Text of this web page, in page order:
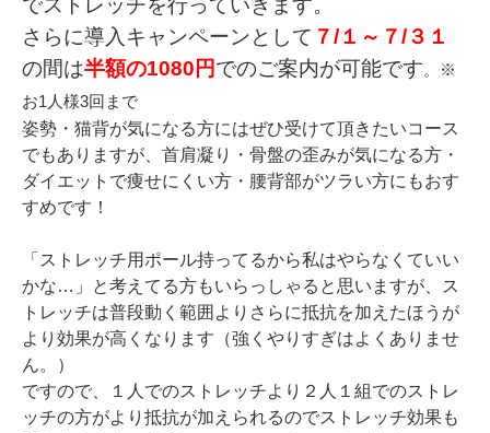
でストレッチを行っていきます。
さらに導入キャンペーンとして ７/１～７/３１
の間は半額の1080円でのご案内が可能です。※
お1人様3回まで
姿勢・猫背が気になる方にはぜひ受けて頂きたいコース
でもありますが、首肩凝り・骨盤の歪みが気になる方・
ダイエットで痩せにくい方・腰背部がツラい方にもおす
すめです！
「ストレッチ用ポール持ってるから私はやらなくていい
かな…」と考えてる方もいらっしゃると思いますが、ス
トレッチは普段動く範囲よりさらに抵抗を加えたほうが
より効果が高くなります（強くやりすぎはよくありませ
ん。）
ですので、１人でのストレッチより２人１組でのストレ
ッチの方がより抵抗が加えられるのでストレッチ効果も